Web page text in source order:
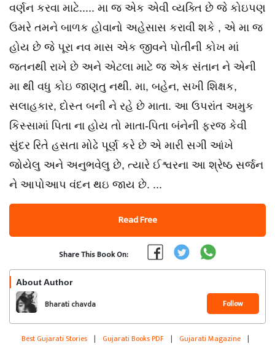
વર્ણન કરવા માટે..... મા જ એક એવી વ્યક્તિ છે જે કોઇપણ
ઉમરે તમને બાળક હોવાનો અહેસાસ કરાવી શકે , એ મા જ
હોય છે જે પૂરા નવ માસ એક જીવને પોતીની કોખ માં
જતનથી રાખે છે અને એટલા માટે જ એક સંતાન ને એની
મા થી વધુ કોઇ જાણતુ નથી. મા, બહેન, સખી શિક્ષક,
સલાહકાર, દોસ્ત બની ને રહે છે માતા. આ ઉપરાંત અમુક
કિસ્સામાં પિતા ના હોય તો માતા-પિતા બંનેની ફરજ કેવી
સુંદર રિતે હસતા મોઢે પૂર્ણ કરે છે એ મારી સગી આંખે
જોયેલુ અને અનુભવેલુ છે, ત્યારે ઈશ્વરના આ શ્રેષ્ઠ સર્જન
ને આપોઆપ વંદન થઇ જાય છે. ...
Read Free
Share This Book On:
About Author
Bharati chavda Follow
Best Gujarati Stories | Gujarati Books PDF | Gujarati Magazine |